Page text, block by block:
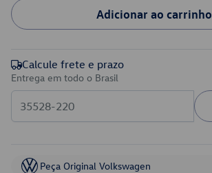
Adicionar ao carrinho
Calcule frete e prazo
Entrega em todo o Brasil
Peça Original Volkswagen